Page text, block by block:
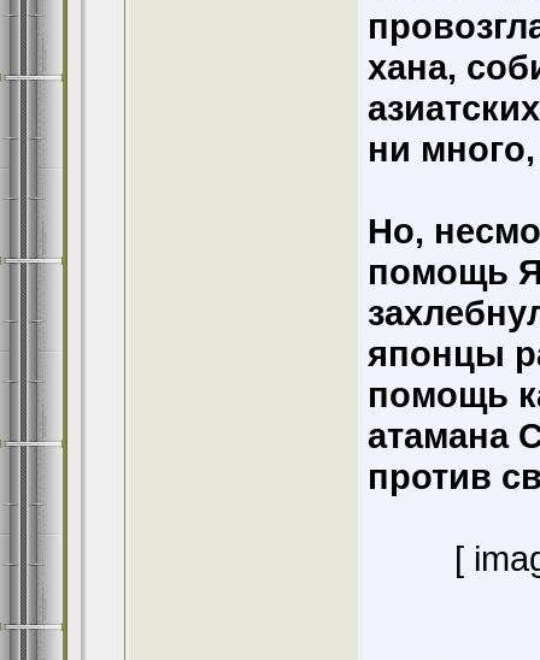
хана,
ни
Но,
помощь
японцы
помощь
атамана
против
[